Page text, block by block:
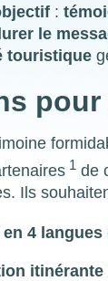
:
le
touristique
1 de
Ils
4 langues
itinérante